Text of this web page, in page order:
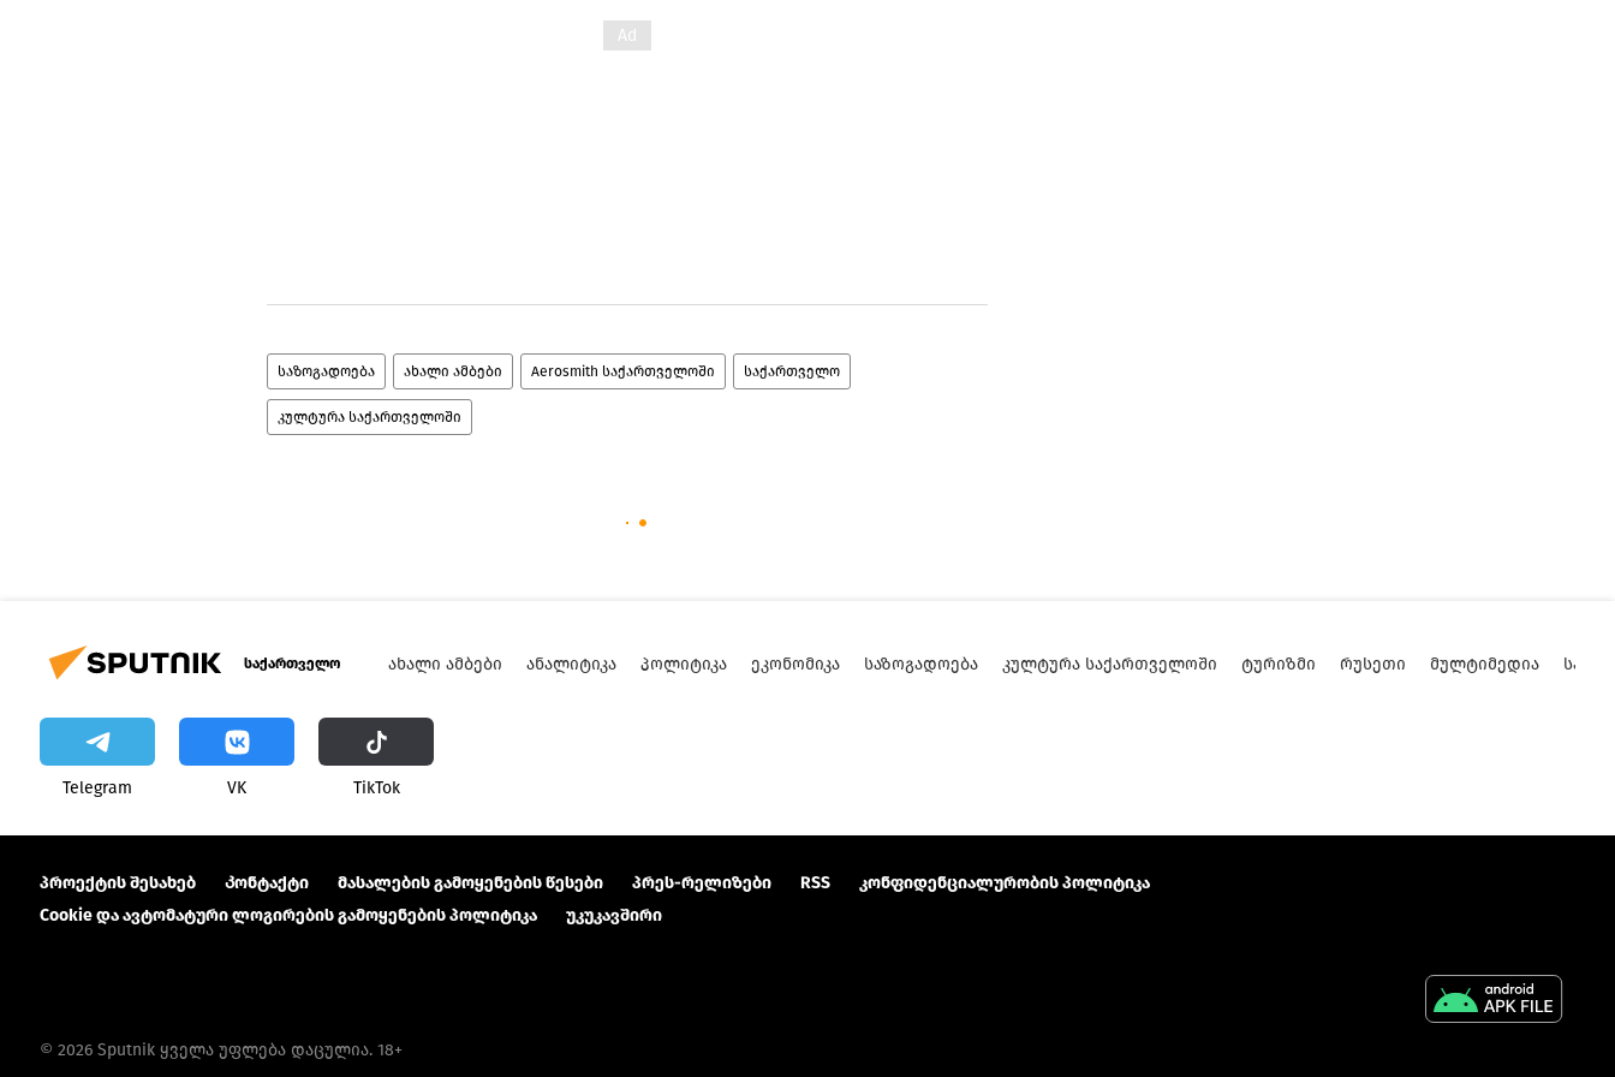
საზოგადოება ახალი ამბები Aerosmith საქართველოში საქართველო
კულტურა საქართველოში
საქართველო ᲐᲮᲐᲚᲘ ᲐᲛᲑᲔᲑᲘ ᲐᲜᲐᲚᲘᲢᲘᲙᲐ ᲞᲝᲚᲘᲢᲘᲙᲐ ᲔᲙᲝᲜᲝᲛᲘᲙᲐ ᲡᲐᲖᲝᲒᲐᲓᲝᲔᲑᲐ ᲙᲣᲚᲢᲣᲠᲐ ᲡᲐᲥᲐᲠᲗᲕᲔᲚᲝᲨᲘ ᲢᲣᲠᲘᲖᲛᲘ ᲠᲣᲡᲔᲗᲘ ᲛᲣᲚᲢᲘᲛᲔᲓᲘᲐ
Telegram VK ТikТоk
პროექტის შესახებ Კონტაქტი მასალების გამოყენების წესები პრეს-რელიზები RSS
კონფიდენციალურობის პოლიტიკა
Cookie და ავტომატური ლოგირების გამოყენების პოლიტიკა
უკუკავშირი
© 2026 Sputnik ყველა უფლება დაცულია. 18+